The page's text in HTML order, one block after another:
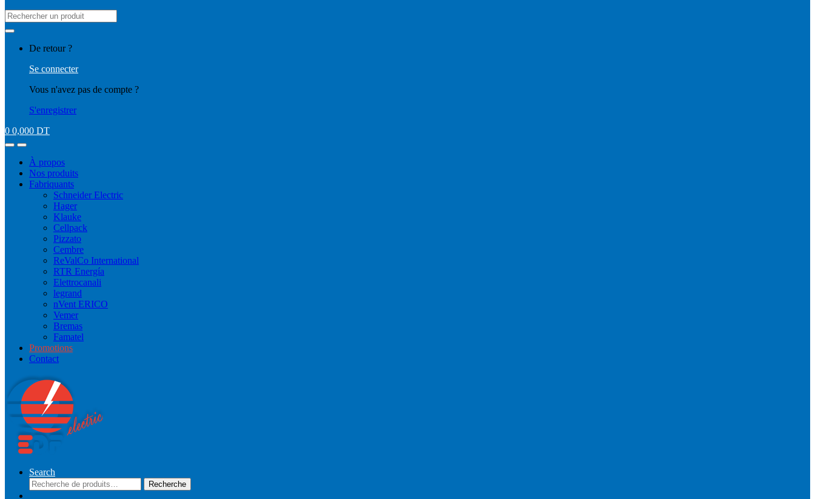
Search
for:
De retour ?
Se connecter
Vous n'avez pas de compte ?
S'enregistrer
0 0,000 DT
À propos
Nos produits
Fabriquants
Schneider Electric
Hager
Klauke
Cellpack
Pizzato
Cembre
ReValCo International
RTR Energía
Elettrocanali
legrand
nVent ERICO
Vemer
Bremas
Famatel
Promotions
Contact
Search
Recherche
pour :
Recherche